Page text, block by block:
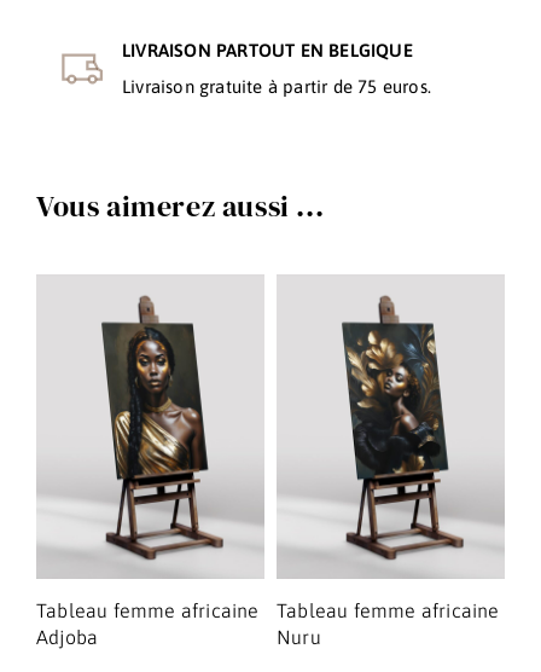
LIVRAISON PARTOUT EN BELGIQUE
Livraison gratuite à partir de 75 euros.
Vous aimerez aussi ...
Tableau femme africaine
Adjoba
Tableau femme africaine
Nuru